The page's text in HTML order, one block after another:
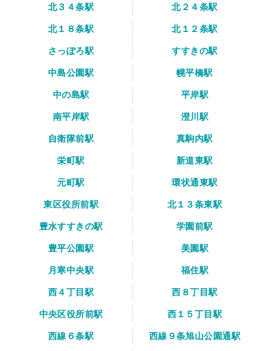
北３４条駅
北２４条駅
北１８条駅
北１２条駅
さっぽろ駅
すすきの駅
中島公園駅
幌平橋駅
中の島駅
平岸駅
南平岸駅
澄川駅
自衛隊前駅
真駒内駅
栄町駅
新道東駅
元町駅
環状通東駅
東区役所前駅
北１３条東駅
豊水すすきの駅
学園前駅
豊平公園駅
美園駅
月寒中央駅
福住駅
西４丁目駅
西８丁目駅
中央区役所前駅
西１５丁目駅
西線６条駅
西線９条旭山公園通駅